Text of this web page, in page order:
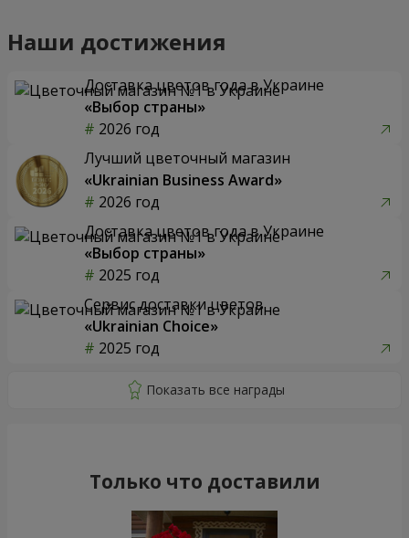
Наши достижения
Доставка цветов года в Украине
«Выбор страны»
2026 год
Лучший цветочный магазин
«Ukrainian Business Award»
2026 год
Доставка цветов года в Украине
«Выбор страны»
2025 год
Сервис доставки цветов
«Ukrainian Choice»
2025 год
Только что доставили